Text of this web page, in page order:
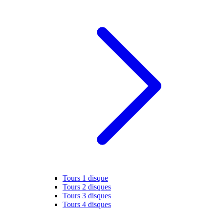
Tours 1 disque
Tours 2 disques
Tours 3 disques
Tours 4 disques